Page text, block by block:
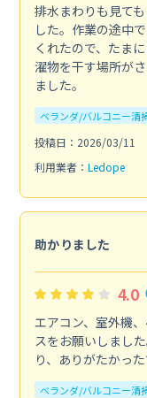
排水まわりも見て
した。作業の途中
くれたので、たま
濯物を干す場所が
ました。
ベランダ/バルコニー清
投稿日：2026/03/11
利用業者： Ledope
助かりました
4.0
エアコン、室外機
スをお願いしまし
り、ありがたかった
ベランダ/バルコニー清